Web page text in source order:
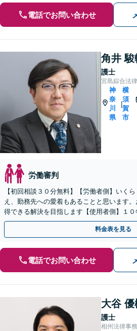
電話でお問い合わせ
角井 駿
護士
宮島綜合法
神
奈
川
県
|
横
須
賀
市
労働審判
【初回相談３０分無料】【労働者側】いく
え、勤務先への愛着もあることと思います
得できる解決を目指します【使用者側】１
まをサポートしております。顧問契約も対応
料金表を見る
電話でお問い合わせ
大谷 優
護士
相州法律事